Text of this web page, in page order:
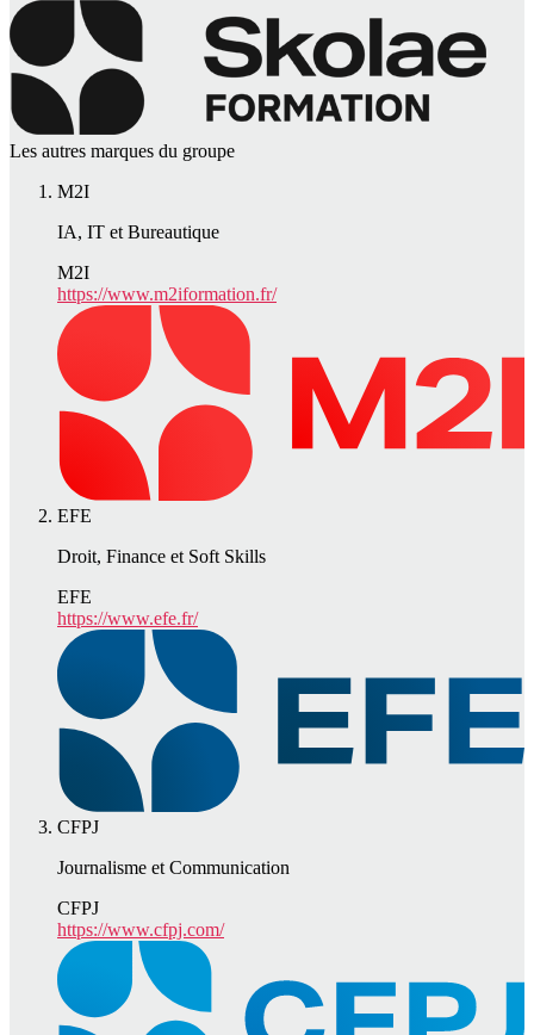
Les autres marques du groupe
M2I
IA, IT et Bureautique
M2I
https://www.m2iformation.fr/
EFE
Droit, Finance et Soft Skills
EFE
https://www.efe.fr/
CFPJ
Journalisme et Communication
CFPJ
https://www.cfpj.com/